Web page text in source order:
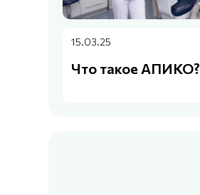
15.03.25
Что такое АПИКО?